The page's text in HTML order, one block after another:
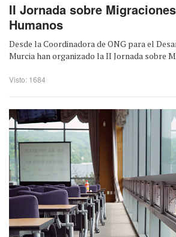
II Jornada sobre
Humanos
Desde la Coordinadora de ONG para el
Murcia han organizado la II Jornada sobre
Visto: 1684